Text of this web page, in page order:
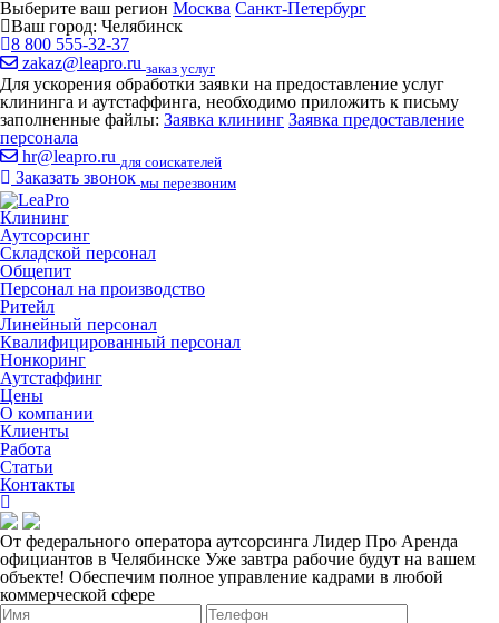
Выберите ваш регион Москва Санкт-Петербург
Ваш город: Челябинск
8 800 555-32-37
zakaz@leapro.ru заказ услуг
Для ускорения обработки заявки на предоставление услуг
клининга и аутстаффинга, необходимо приложить к письму
заполненные файлы: Заявка клининг Заявка предоставление
персонала
hr@leapro.ru для соискателей
Заказать звонок мы перезвоним
Клининг
Аутсорсинг
Складской персонал
Общепит
Персонал на производство
Ритейл
Линейный персонал
Квалифицированный персонал
Нонкоринг
Аутстаффинг
Цены
О компании
Клиенты
Работа
Статьи
Контакты
От федерального оператора аутсорсинга Лидер Про Аренда
официантов в Челябинске Уже завтра рабочие будут на вашем
объекте! Обеспечим полное управление кадрами в любой
коммерческой сфере